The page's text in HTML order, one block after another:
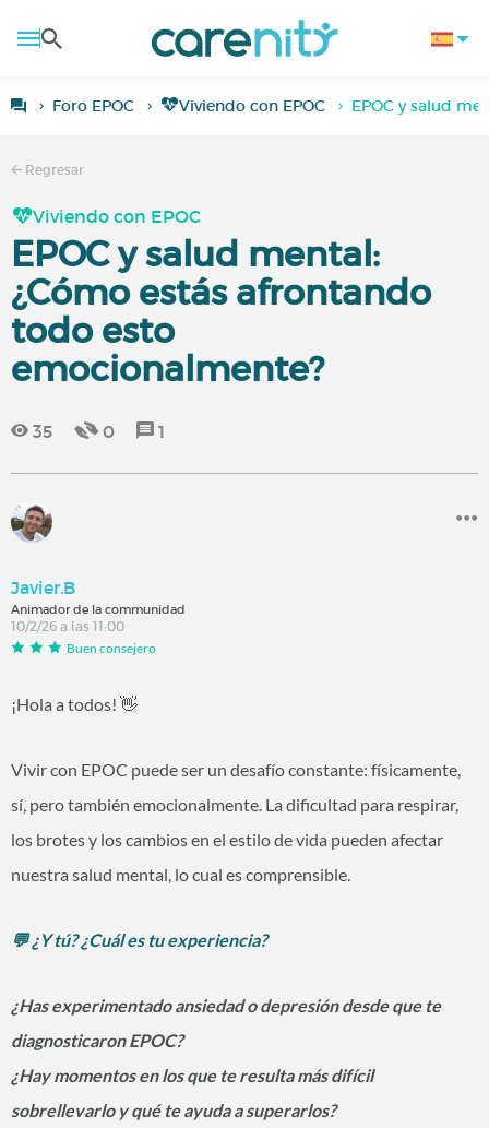
Foro EPOC Viviendo con EPOC EPOC y salud
Regresar
Viviendo con EPOC
EPOC y salud mental:
¿Cómo estás afrontando
todo esto
emocionalmente?
35 0 1
Javier.B
Animador de la communidad
10/2/26 a las 11:00
Buen consejero
¡Hola a todos! 👋
Vivir con EPOC puede ser un desafío constante: físicamente,
sí, pero también emocionalmente. La dificultad para respirar,
los brotes y los cambios en el estilo de vida pueden afectar
nuestra salud mental, lo cual es comprensible.
💬 ¿Y tú? ¿Cuál es tu experiencia?
¿Has experimentado ansiedad o depresión desde que te
diagnosticaron EPOC?
¿Hay momentos en los que te resulta más difícil
sobrellevarlo y qué te ayuda a superarlos?